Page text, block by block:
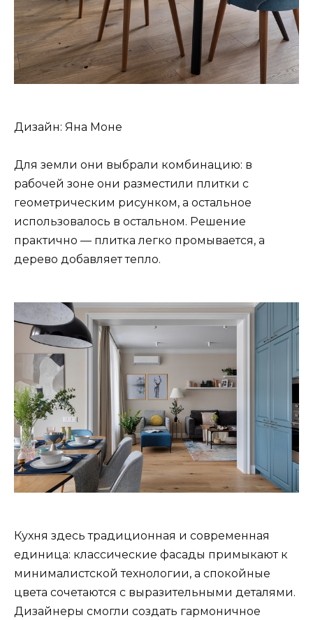
Дизайн: Яна Моне
Для земли они выбрали комбинацию: в
рабочей зоне они разместили плитки с
геометрическим рисунком, а остальное
использовалось в остальном. Решение
практично — плитка легко промывается, а
дерево добавляет тепло.
Кухня здесь традиционная и современная
единица: классические фасады примыкают к
минималистской технологии, а спокойные
цвета сочетаются с выразительными деталями.
Дизайнеры смогли создать гармоничное